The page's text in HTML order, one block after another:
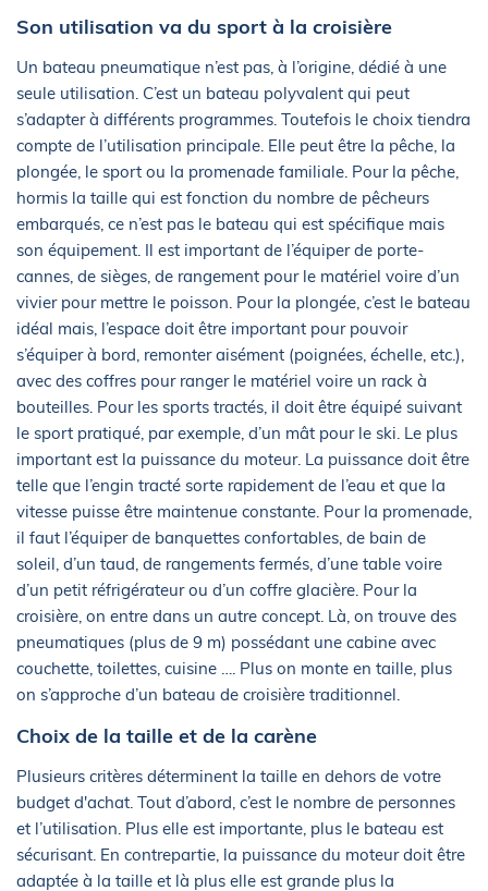
Son utilisation va du sport à la croisière
Un bateau pneumatique n’est pas, à l’origine, dédié à une
seule utilisation. C’est un bateau polyvalent qui peut
s’adapter à différents programmes. Toutefois le choix tiendra
compte de l’utilisation principale. Elle peut être la pêche, la
plongée, le sport ou la promenade familiale. Pour la pêche,
hormis la taille qui est fonction du nombre de pêcheurs
embarqués, ce n’est pas le bateau qui est spécifique mais
son équipement. Il est important de l’équiper de porte-
cannes, de sièges, de rangement pour le matériel voire d’un
vivier pour mettre le poisson. Pour la plongée, c’est le bateau
idéal mais, l’espace doit être important pour pouvoir
s’équiper à bord, remonter aisément (poignées, échelle, etc.),
avec des coffres pour ranger le matériel voire un rack à
bouteilles. Pour les sports tractés, il doit être équipé suivant
le sport pratiqué, par exemple, d’un mât pour le ski. Le plus
important est la puissance du moteur. La puissance doit être
telle que l’engin tracté sorte rapidement de l’eau et que la
vitesse puisse être maintenue constante. Pour la promenade,
il faut l’équiper de banquettes confortables, de bain de
soleil, d’un taud, de rangements fermés, d’une table voire
d’un petit réfrigérateur ou d’un coffre glacière. Pour la
croisière, on entre dans un autre concept. Là, on trouve des
pneumatiques (plus de 9 m) possédant une cabine avec
couchette, toilettes, cuisine …. Plus on monte en taille, plus
on s’approche d’un bateau de croisière traditionnel.
Choix de la taille et de la carène
Plusieurs critères déterminent la taille en dehors de votre
budget d'achat. Tout d’abord, c’est le nombre de personnes
et l’utilisation. Plus elle est importante, plus le bateau est
sécurisant. En contrepartie, la puissance du moteur doit être
adaptée à la taille et là plus elle est grande plus la